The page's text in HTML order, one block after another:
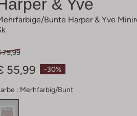
& Yve
bunte Harper & Yve
-30%
79,99
55,99
: Merhfarbig/bunt